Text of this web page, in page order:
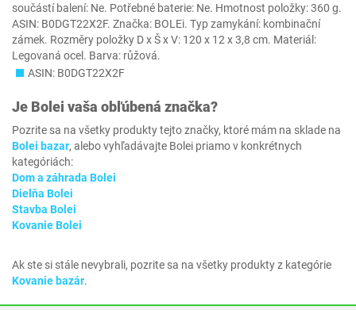
součástí balení: Ne. Potřebné baterie: Ne. Hmotnost položky: 360 g.
ASIN: B0DGT22X2F. Značka: BOLEi. Typ zamykání: kombinační
zámek. Rozměry položky D x Š x V: 120 x 12 x 3,8 cm. Materiál:
Legovaná ocel. Barva: růžová.
ASIN: B0DGT22X2F
Je Bolei vaša obľúbená značka?
Pozrite sa na všetky produkty tejto značky, ktoré mám na sklade na
Bolei bazar, alebo vyhľadávajte Bolei priamo v konkrétnych
kategóriách:
Dom a záhrada Bolei
Dielňa Bolei
Stavba Bolei
Kovanie Bolei
Ak ste si stále nevybrali, pozrite sa na všetky produkty z kategórie
Kovanie bazár.